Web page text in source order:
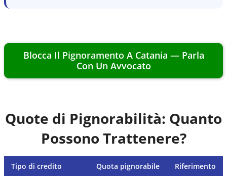
Blocca Il Pignoramento A Catania — Parla
Con Un Avvocato
Quote di Pignorabilità: Quanto
Possono Trattenere?
Tipo di credito Quota pignorabile
Riferimento